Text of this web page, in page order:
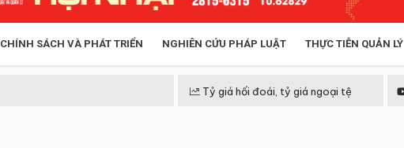
CHÍNH SÁCH VÀ PHÁT TRIỂN NGHIÊN CỨU PHÁP LUẬT THỰC TIỄN QUẢN LÝ
Tỷ giá hối đoái, tỷ giá ngoại tệ